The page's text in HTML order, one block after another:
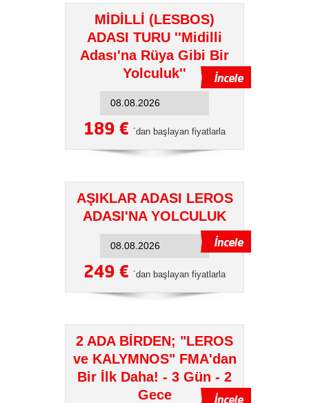
MİDİLLİ (LESBOS)
ADASI TURU ''Midilli
Adası'na Rüya Gibi Bir
Yolculuk''
189 € ´dan başlayan fiyatlarla
AŞIKLAR ADASI LEROS
ADASI'NA YOLCULUK
249 € ´dan başlayan fiyatlarla
2 ADA BİRDEN; "LEROS
ve KALYMNOS" FMA'dan
Bir İlk Daha! - 3 Gün - 2
Gece